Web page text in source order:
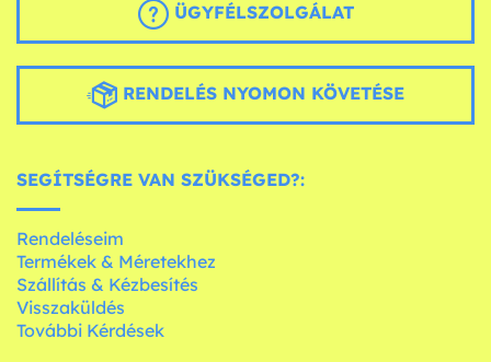
ÜGYFÉLSZOLGÁLAT
RENDELÉS NYOMON KÖVETÉSE
SEGÍTSÉGRE VAN SZÜKSÉGED?:
Rendeléseim
Termékek & Méretekhez
Szállítás & Kézbesítés
Visszaküldés
További Kérdések